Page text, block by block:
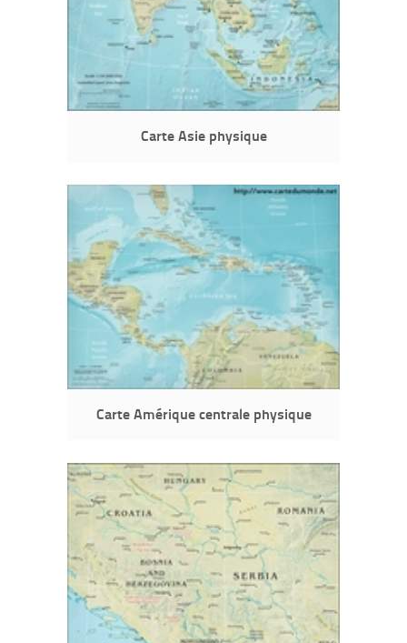
Carte Asie physique
Carte Amérique centrale physique